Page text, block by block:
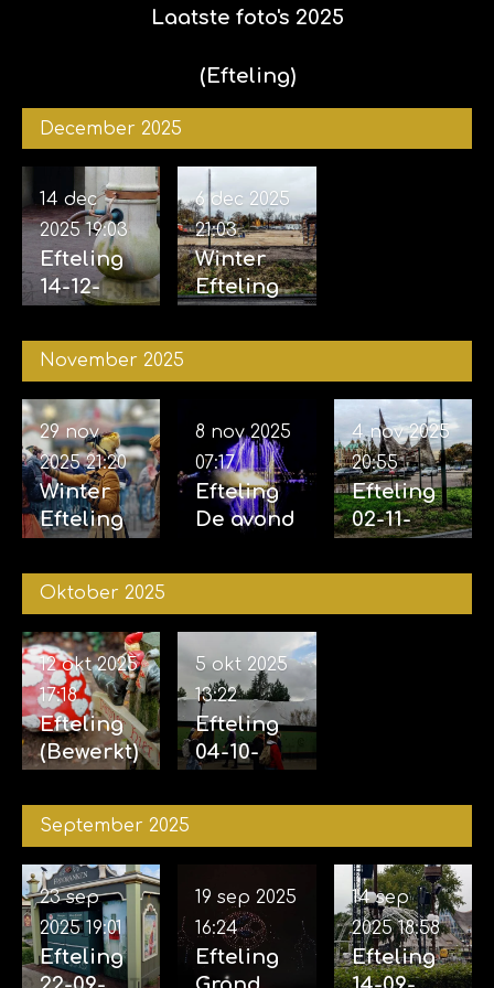
Laatste foto's 2025
(Efteling)
December 2025
Efteling
14-12-
14 dec
2025 19:03
Winter
Efteling
2025
6 dec 2025
21:03
November 2025
Winter
Efteling
2025
29 nov
2025 21:20
Efteling
De avond
vijf
07-11-2025
8 nov 2025
07:17
Efteling
02-11-
04-11-
4 nov 2025
20:55
Oktober 2025
Efteling
(Bewerkt)
2025
12 okt 2025
17:18
Efteling
04-10-
5 okt 2025
13:22
September 2025
Efteling
23 sep
2025 19:01
Efteling
19 sep 2025
16:24
Efteling
14 sep
2025 18:58